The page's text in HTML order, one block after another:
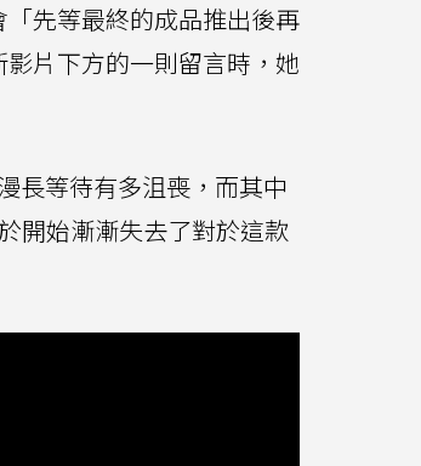
先等最終的成品推出後再
片下方的一則留言時，她
長等待有多沮喪，而其中
開始漸漸失去了對於這款